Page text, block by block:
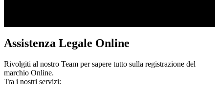
Assistenza Legale Online
Rivolgiti al nostro Team per sapere tutto sulla registrazione del
marchio Online.
Tra i nostri servizi: